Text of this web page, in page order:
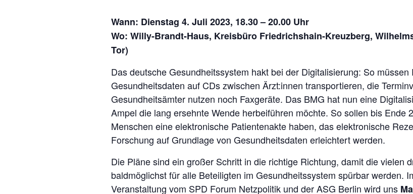
Wann: Dienstag 4. Juli 2023, 18.30 – 20.00 Uhr
Wo: Willy-Brandt-Haus, Kreisbüro Friedrichshain-Kreuzberg,
Tor)
Das deutsche Gesundheitssystem hakt bei der Digitalisierung: So
Gesundheitsdaten auf CDs zwischen Ärzt:innen transportieren, die
Gesundheitsämter nutzen noch Faxgeräte. Das BMG hat nun eine
Ampel die lang ersehnte Wende herbeiführen möchte. So sollen bis Ende
Menschen eine elektronische Patientenakte haben, das elektronische
Forschung auf Grundlage von Gesundheitsdaten erleichtert werden.
Die Pläne sind ein großer Schritt in die richtige Richtung, damit die vielen
baldmöglichst für alle Beteiligten im Gesundheitssystem spürbar werden.
Veranstaltung vom SPD Forum Netzpolitik und der ASG Berlin wird uns